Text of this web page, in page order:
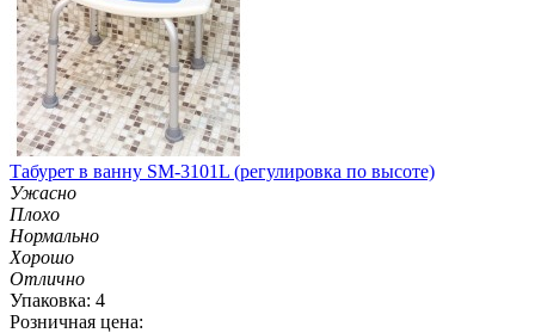
Табурет в ванну SM-3101L (регулировка по высоте)
Ужасно
Плохо
Нормально
Хорошо
Отлично
Упаковка: 4
Розничная цена: